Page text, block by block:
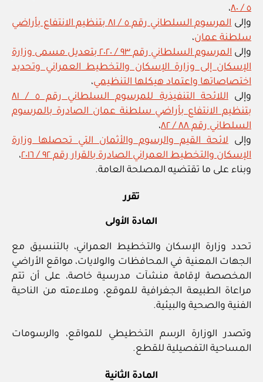
٥ / ٨٠
،
وإلى
المرسوم السلطاني رقم ٥ / ٨١ بتنظيم الانتفاع بأراضي
سلطنة عمان،
وإلى
المرسوم السلطاني رقم ٩٣ / ٢٠٢٠ بتعديل مسمى وزارة
الإسكان إلى وزارة الإسكان والتخطيط العمراني وتحديد
اختصاصاتها واعتماد هيكلها التنظيمي،
وإلى
اللائحة التنفيذية للمرسوم السلطاني رقم ٥ / ٨١
بتنظيم الانتفاع بأراضي سلطنة عمان الصادرة بالمرسوم
السلطاني رقم ٨٨ / ٨٢
،
وإلى لائحة القيم والرسوم والأثمان التي تحصلها وزارة
الإسكان والتخطيط العمراني الصادرة بالقرار رقم ٩٢ / ٢٠١٦
،
وبناء على ما تقتضيه المصلحة العامة.
تقرر
المادة الأولى
تحدد وزارة الإسكان والتخطيط العمراني، بالتنسيق مع
الجهات المعنية في المحافظات والولايات، مواقع الأراضي
المخصصة لإقامة منشآت مدرسية خاصة، على أن تتم
مراعاة الطبيعة الجغرافية للموقع، وملاءمته من الناحية
الفنية والصحية والبيئية.
وتصدر الوزارة الرسم التخطيطي للمواقع، والرسومات
المساحية التفصيلية للقطع.
المادة الثانية